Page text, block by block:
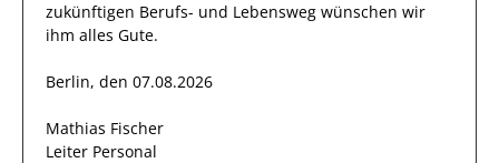
zukünftigen Berufs- und Lebensweg wünschen wir
ihm alles Gute.
Berlin, den 07.08.2026
Mathias Fischer
Leiter Personal